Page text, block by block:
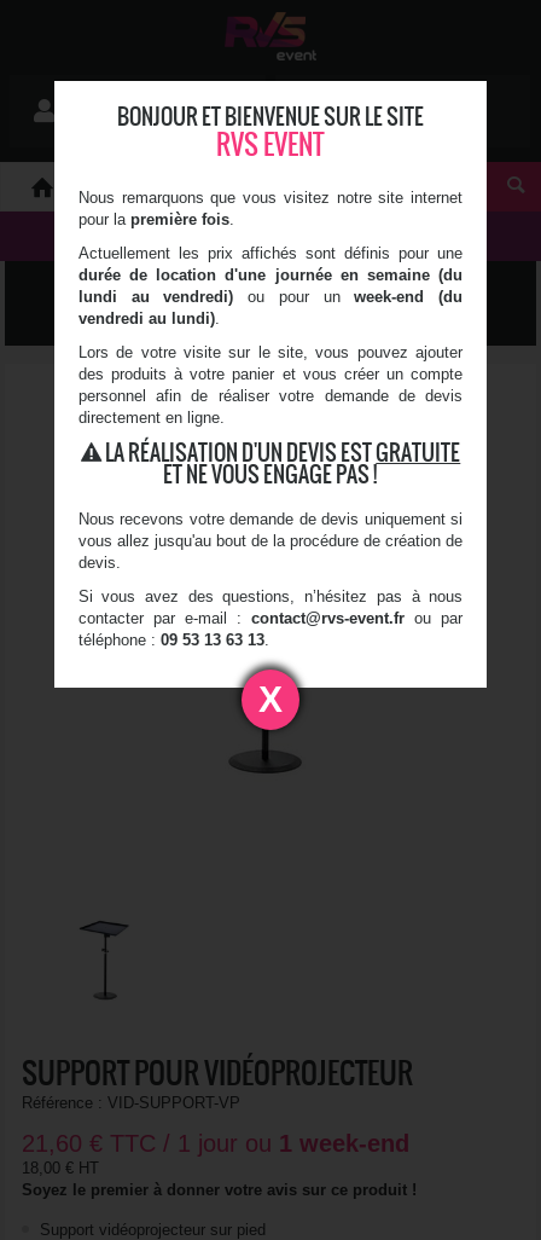
Se connecter
0 article(s)
LUMIÈRE, SON & VIDÉO
SUPPORT POUR VIDÉOPROJECTEUR
Référence :VID-SUPPORT-VP
21,60 € TTC / 1 jour ou 1 week-end
18,00 € HT
Soyez le premier à donner votre avis sur ce produit !
Support vidéoprojecteur sur pied
X
BONJOUR ET BIENVENUE SUR LE SITE
RVS EVENT
Nous remarquons que vous visitez notre site internet
pour la première fois.
Actuellement les prix affichés sont définis pour une
durée de location d'une journée en semaine (du
lundi au vendredi) ou pour unweek-end (du
vendredi au lundi).
Lors de votre visite sur le site, vous pouvez ajouter
des produits à votre panier et vous créer un compte
personnel afin de réaliser votre demande de devis
directement en ligne.
LA RÉALISATION D'UN DEVIS ESTGRATUITE
ET NE VOUS ENGAGE PAS !
Nous recevons votre demande de devis uniquement si
vous allez jusqu'au bout de la procédure de création de
devis.
Si vous avez des questions, n’hésitez pas à nous
contacter par e-mail :contact@rvs-event.fr ou par
téléphone : 09 53 13 63 13.